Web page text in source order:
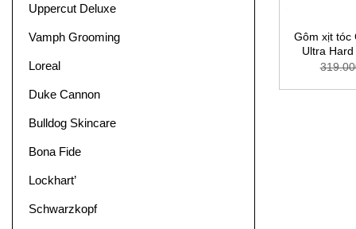
Uppercut Deluxe
Vamph Grooming
Loreal
Duke Cannon
Bulldog Skincare
Bona Fide
Lockhart’
Schwarzkopf
Gôm xịt tóc
Ultra